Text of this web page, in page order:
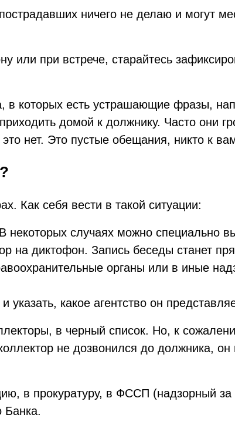
ничего не делаю и могут
или при встрече, старайтесь
которых есть устрашающие фразы,
домой к должнику. Часто они
нет. Это пустые обещания, никто к
Как себя вести в такой ситуации:
случаях можно специально
на диктофон. Запись беседы станет
органы или в иные
указать, какое агентство он
в черный список. Но, к
не дозвонился до должника, он
в прокуратуру, в ФССП (надзорный
Банка.